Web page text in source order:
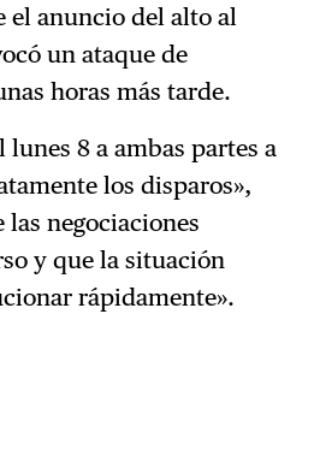
el anuncio del alto al
un ataque de
horas más tarde.
8 a ambas partes a
los disparos»,
negociaciones
y que la situación
rápidamente».